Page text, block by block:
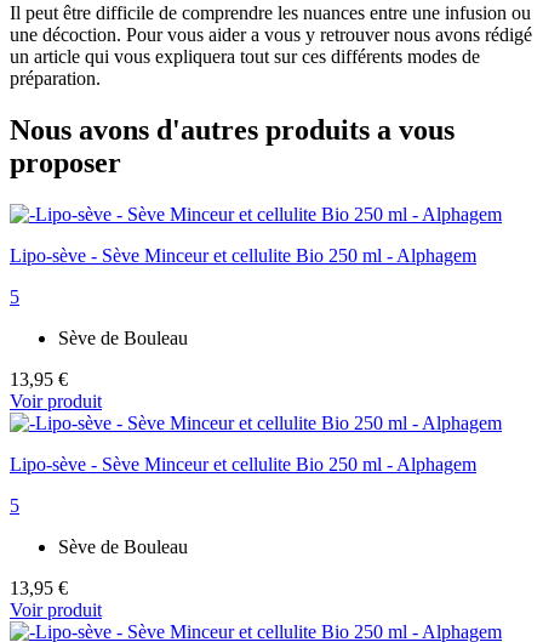
Il peut être difficile de comprendre les nuances entre une infusion ou
une décoction. Pour vous aider a vous y retrouver nous avons rédigé
un article qui vous expliquera tout sur ces différents modes de
préparation.
Nous avons d'autres produits a vous
proposer
Lipo-sève - Sève Minceur et cellulite Bio 250 ml - Alphagem
5
Sève de Bouleau
13,95 €
Voir produit
Lipo-sève - Sève Minceur et cellulite Bio 250 ml - Alphagem
5
Sève de Bouleau
13,95 €
Voir produit